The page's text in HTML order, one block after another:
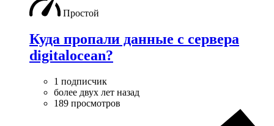
Простой
Куда пропали данные с сервера
digitalocean?
1 подписчик
более двух лет назад
189 просмотров